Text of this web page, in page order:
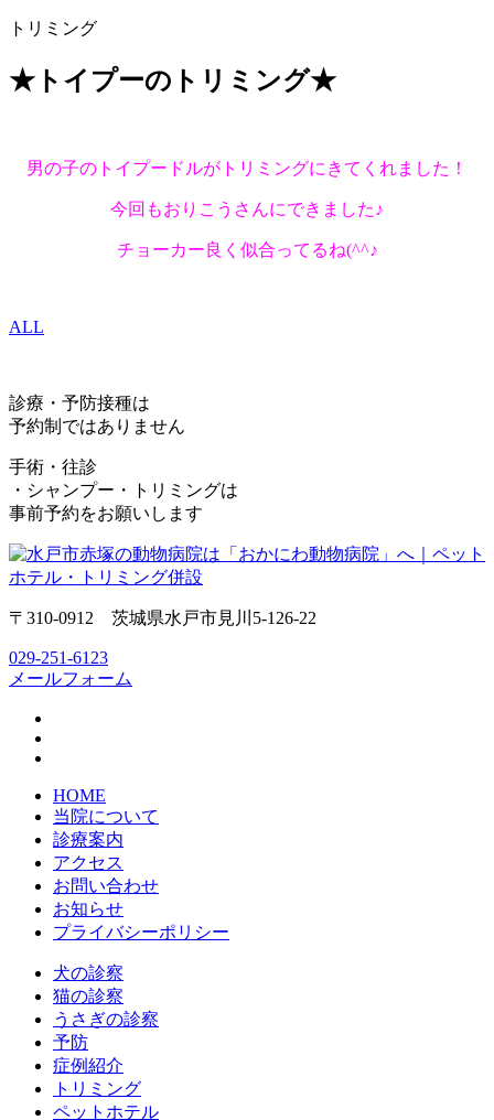
トリミング
★トイプーのトリミング★
男の子のトイプードルがトリミングにきてくれました！
今回もおりこうさんにできました♪
チョーカー良く似合ってるね(^^♪
ALL
診療・予防接種は
予約制ではありません
手術・往診
・シャンプー・トリミングは
事前予約をお願いします
〒310-0912 茨城県水戸市見川5-126-22
029-251-6123
メールフォーム
HOME
当院について
診療案内
アクセス
お問い合わせ
お知らせ
プライバシーポリシー
犬の診察
猫の診察
うさぎの診察
予防
症例紹介
トリミング
ペットホテル